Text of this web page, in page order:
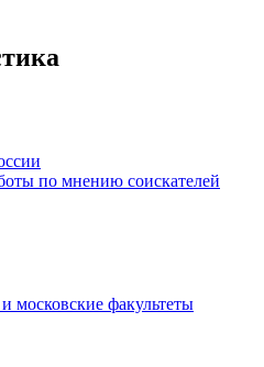
по мнению соискателей
московские факультеты